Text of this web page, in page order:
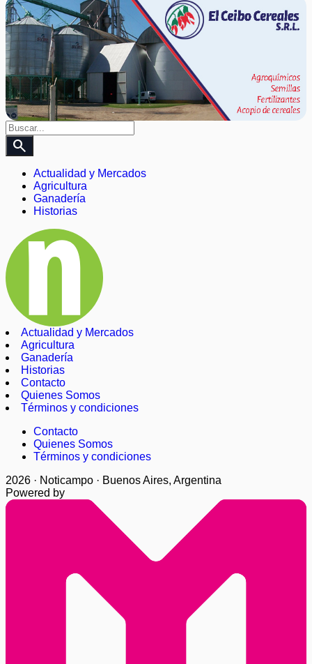
search
Actualidad y Mercados
Agricultura
Ganadería
Historias
Actualidad y Mercados
Agricultura
Ganadería
Historias
Contacto
Quienes Somos
Términos y condiciones
Contacto
Quienes Somos
Términos y condiciones
2026 · Noticampo · Buenos Aires, Argentina
Powered by